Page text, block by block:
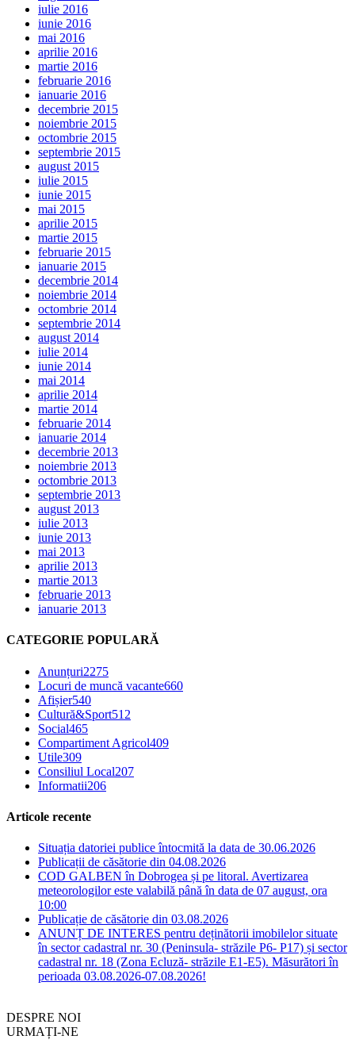
iulie 2016
iunie 2016
mai 2016
aprilie 2016
martie 2016
februarie 2016
ianuarie 2016
decembrie 2015
noiembrie 2015
octombrie 2015
septembrie 2015
august 2015
iulie 2015
iunie 2015
mai 2015
aprilie 2015
martie 2015
februarie 2015
ianuarie 2015
decembrie 2014
noiembrie 2014
octombrie 2014
septembrie 2014
august 2014
iulie 2014
iunie 2014
mai 2014
aprilie 2014
martie 2014
februarie 2014
ianuarie 2014
decembrie 2013
noiembrie 2013
octombrie 2013
septembrie 2013
august 2013
iulie 2013
iunie 2013
mai 2013
aprilie 2013
martie 2013
februarie 2013
ianuarie 2013
CATEGORIE POPULARĂ
Anunțuri2275
Locuri de muncă vacante660
Afișier540
Cultură&Sport512
Social465
Compartiment Agricol409
Utile309
Consiliul Local207
Informatii206
Articole recente
Situația datoriei publice întocmită la data de 30.06.2026
Publicații de căsătorie din 04.08.2026
COD GALBEN în Dobrogea și pe litoral. Avertizarea
meteorologilor este valabilă până în data de 07 august, ora
10:00
Publicație de căsătorie din 03.08.2026
ANUNȚ DE INTERES pentru deținătorii imobilelor situate
în sector cadastral nr. 30 (Peninsula- străzile P6- P17) și sector
cadastral nr. 18 (Zona Ecluză- străzile E1-E5). Măsurători în
perioada 03.08.2026-07.08.2026!
DESPRE NOI
URMAȚI-NE